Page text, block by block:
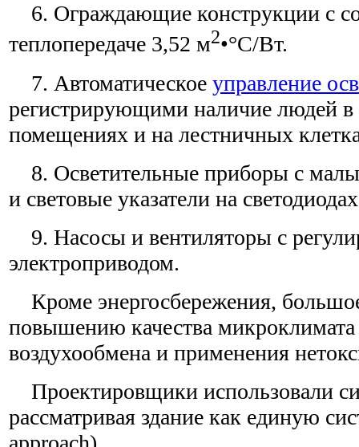
6. Ограждающие конструкции с
теплопередаче 3,52 м2•°С/Вт.
7. Автоматическое управление
регистрирующими наличие людей
помещениях и на лестничных
8. Осветительные приборы с
и световые указатели на
9. Насосы и вентиляторы с
электроприводом.
Кроме энергосбережения,
повышению качества микроклимата
воздухообмена и применения
Проектировщики использовали
рассматривая здание как единую